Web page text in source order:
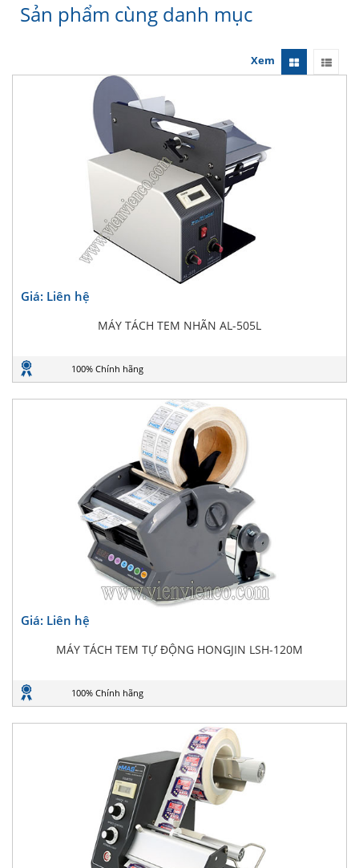
Sản phẩm cùng danh mục
Xem
Giá: Liên hệ
MÁY TÁCH TEM NHÃN AL-505L
100% Chính hãng
Giá: Liên hệ
MÁY TÁCH TEM TỰ ĐỘNG HONGJIN LSH-120M
100% Chính hãng